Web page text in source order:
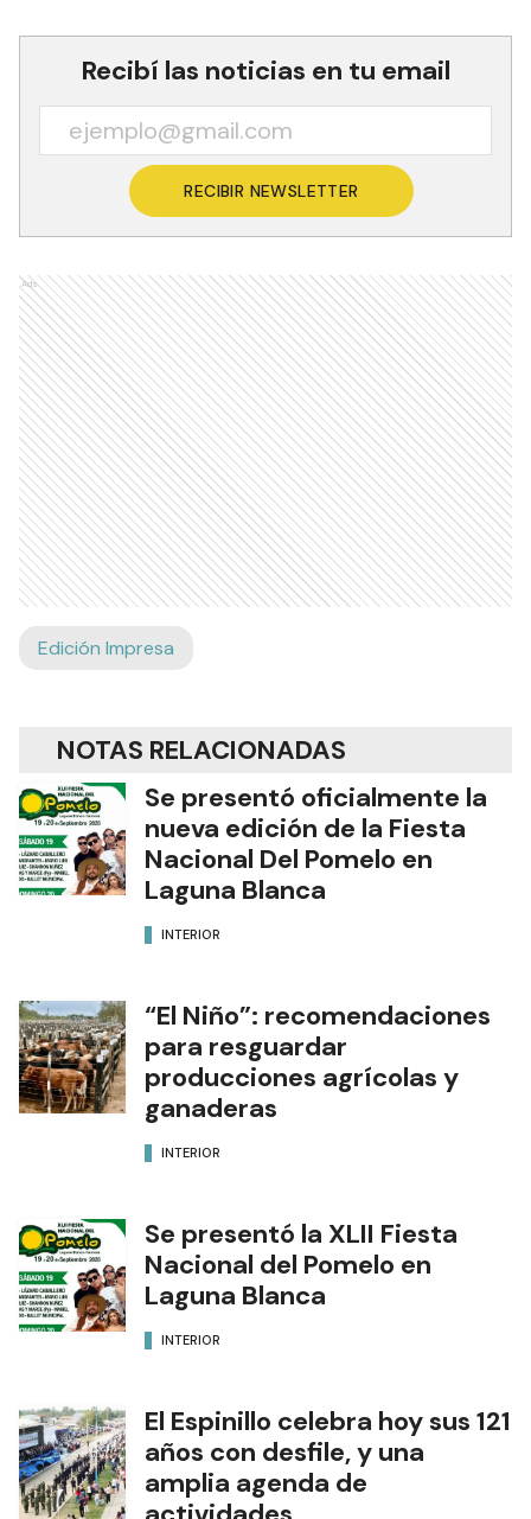
Recibí las noticias en tu email
RECIBIR NEWSLETTER
Ads
Edición Impresa
NOTAS RELACIONADAS
Se presentó oficialmente la
nueva edición de la Fiesta
Nacional Del Pomelo en
Laguna Blanca
INTERIOR
“El Niño”: recomendaciones
para resguardar
producciones agrícolas y
ganaderas
INTERIOR
Se presentó la XLII Fiesta
Nacional del Pomelo en
Laguna Blanca
INTERIOR
El Espinillo celebra hoy sus 121
años con desfile, y una
amplia agenda de